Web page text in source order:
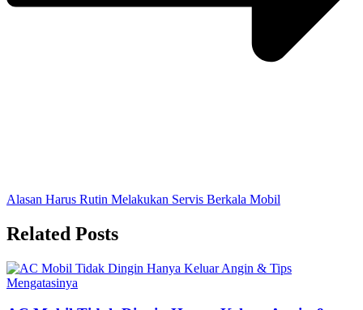
Alasan Harus Rutin Melakukan Servis Berkala Mobil
Related Posts